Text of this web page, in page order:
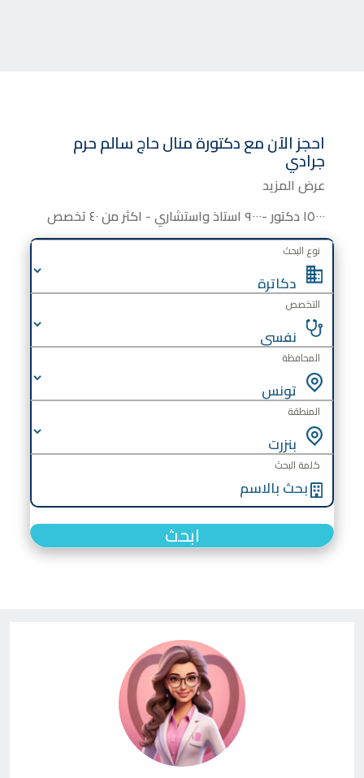
احجز الآن معدكتورةمنال حاج سالم حرم
جرادي
عرض المزيد
١٥٠٠٠ دكتور -٩٠٠٠ استاذ واستشاري - اكثر من ٤٠ تخصص
نوع البحث
التخصص
المحافظة
المنطقة
كلمة البحث
ابحث